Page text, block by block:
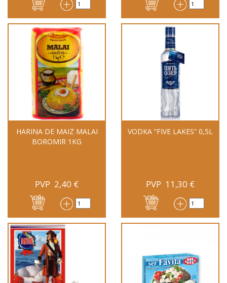
HARINA DE MAIZ MALAI
BOROMIR 1KG
PVP 2,40 €
VODKA “FIVE LAKES” 0,5L
PVP 11,30 €